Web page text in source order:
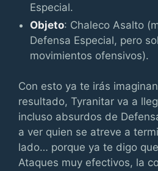
Especial.
Objeto: Chaleco Asalto
Defensa Especial, pero
movimientos ofensivos).
Con esto ya te irás
resultado, Tyranitar va a
incluso absurdos de
a ver quien se atreve a
lado… porque ya te digo
Ataques muy efectivos, la